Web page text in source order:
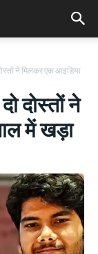
ने मिलकर एक आइडिया
दोस्तों ने
में खड़ा